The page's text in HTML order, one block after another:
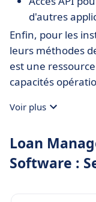
d'autres
Enfin, pour les
leurs méthodes
est une
capacités
Voir plus
Loan
Software :